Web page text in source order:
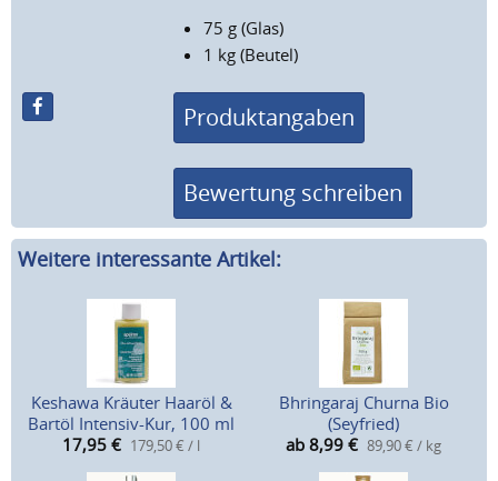
75 g (Glas)
1 kg (Beutel)
Produktangaben
Bewertung schreiben
Weitere interessante Artikel:
Keshawa Kräuter Haaröl &
Bartöl Intensiv-Kur, 100 ml
17,95 € 179,50 € / l
Bhringaraj Churna Bio
(Seyfried)
ab 8,99 € 89,90 € / kg